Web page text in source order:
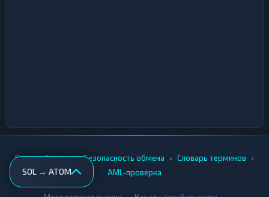
SOL → ATOM
Вики • Города • Безопасность обмена • Словарь терминов •
AML-проверка